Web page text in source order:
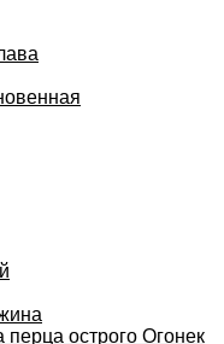
перца острого Огонек